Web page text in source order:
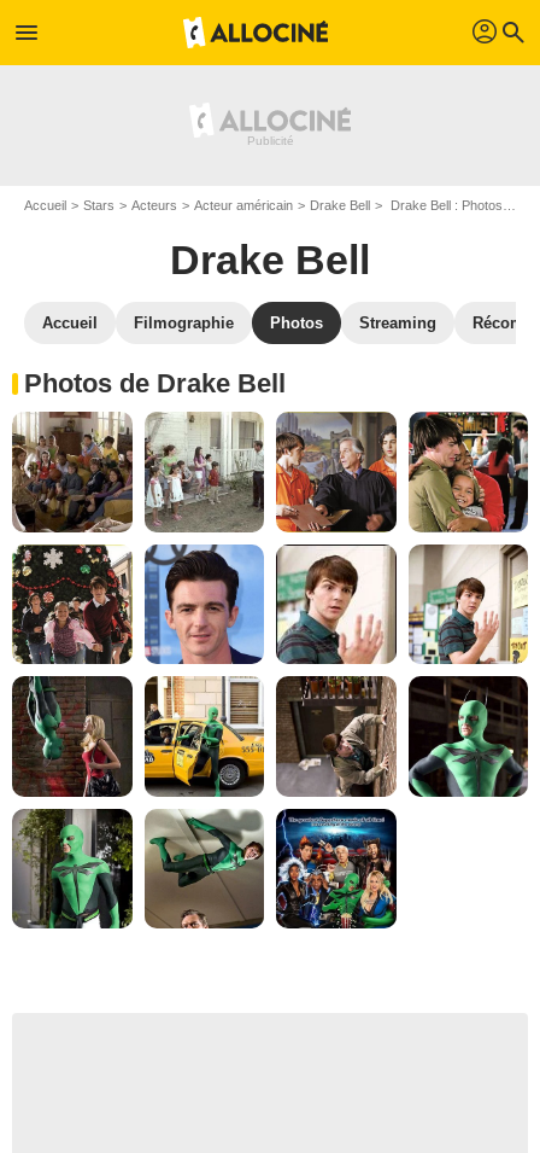
menu profil search
Accueil Stars Acteurs Acteur américain Drake Bell Drake Bell : Photos de ses films et séries
Drake Bell
Accueil Filmographie Photos Streaming
Photos de Drake Bell